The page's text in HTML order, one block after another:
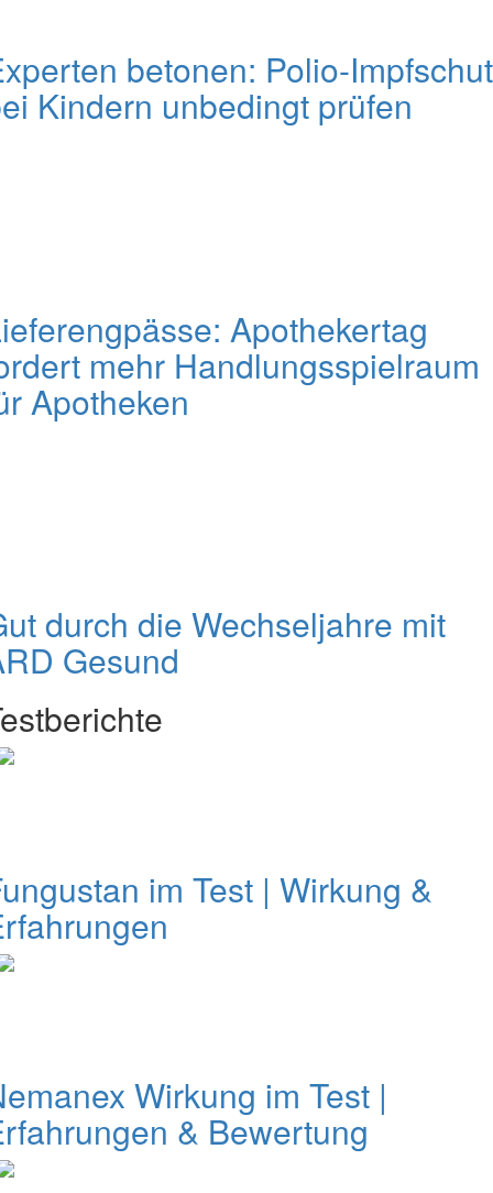
betonen: Polio-
Kindern unbedingt prüfen
Apothekertag
mehr Handlungsspielraum
Apotheken
durch die Wechseljahre mit
Gesund
im Test | Wirkung &
Wirkung im Test |
& Bewertung